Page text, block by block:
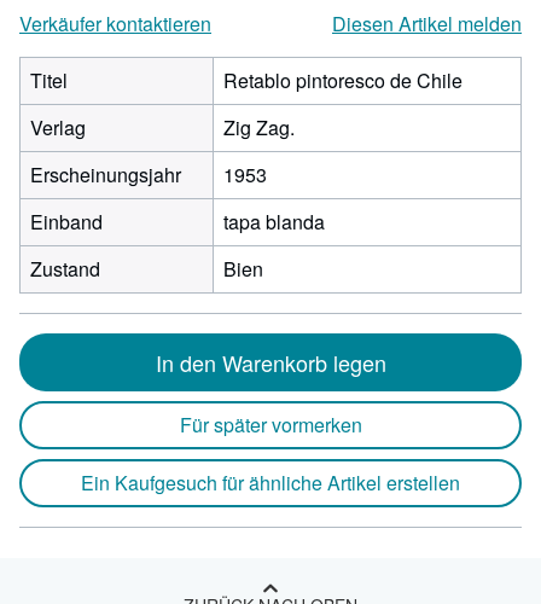
Verkäufer kontaktieren
Diesen Artikel melden
Titel
Retablo pintoresco de Chile
Verlag
Zig Zag.
Erscheinungsjahr
1953
Einband
tapa blanda
Zustand
Bien
In den Warenkorb legen
Für später vormerken
Ein Kaufgesuch für ähnliche Artikel erstellen